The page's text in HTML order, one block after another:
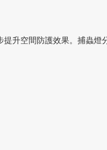
提升空間防護效果。捕蟲燈